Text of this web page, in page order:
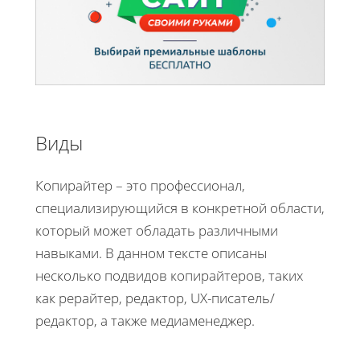
Виды
Копирайтер – это профессионал,
специализирующийся в конкретной области,
который может обладать различными
навыками. В данном тексте описаны
несколько подвидов копирайтеров, таких
как рерайтер, редактор, UX-писатель/
редактор, а также медиаменеджер.